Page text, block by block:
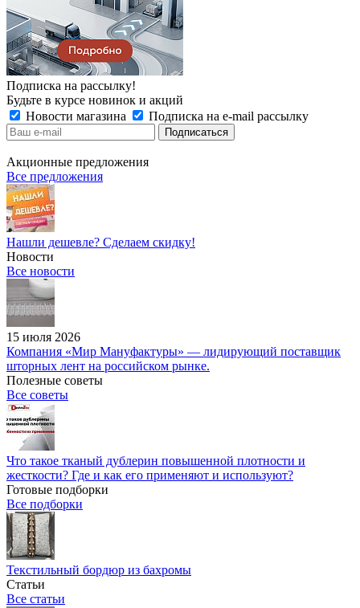
Подписка на рассылку!
Будьте в курсе новинок и акций
Новости магазина
Подписка на e-mail рассылку
Акционные предложения
Все предложения
Нашли дешевле? Сделаем скидку!
Новости
Все новости
15 июля 2026
Компания «Мир Мануфактуры» — лидирующий поставщик
шторных лент на российском рынке.
Полезные советы
Все советы
Что такое тканый дублерин повышенной плотности и
жесткости? Где и как его применяют и используют?
Готовые подборки
Все подборки
Текстильный бордюр из бахромы
Статьи
Все статьи